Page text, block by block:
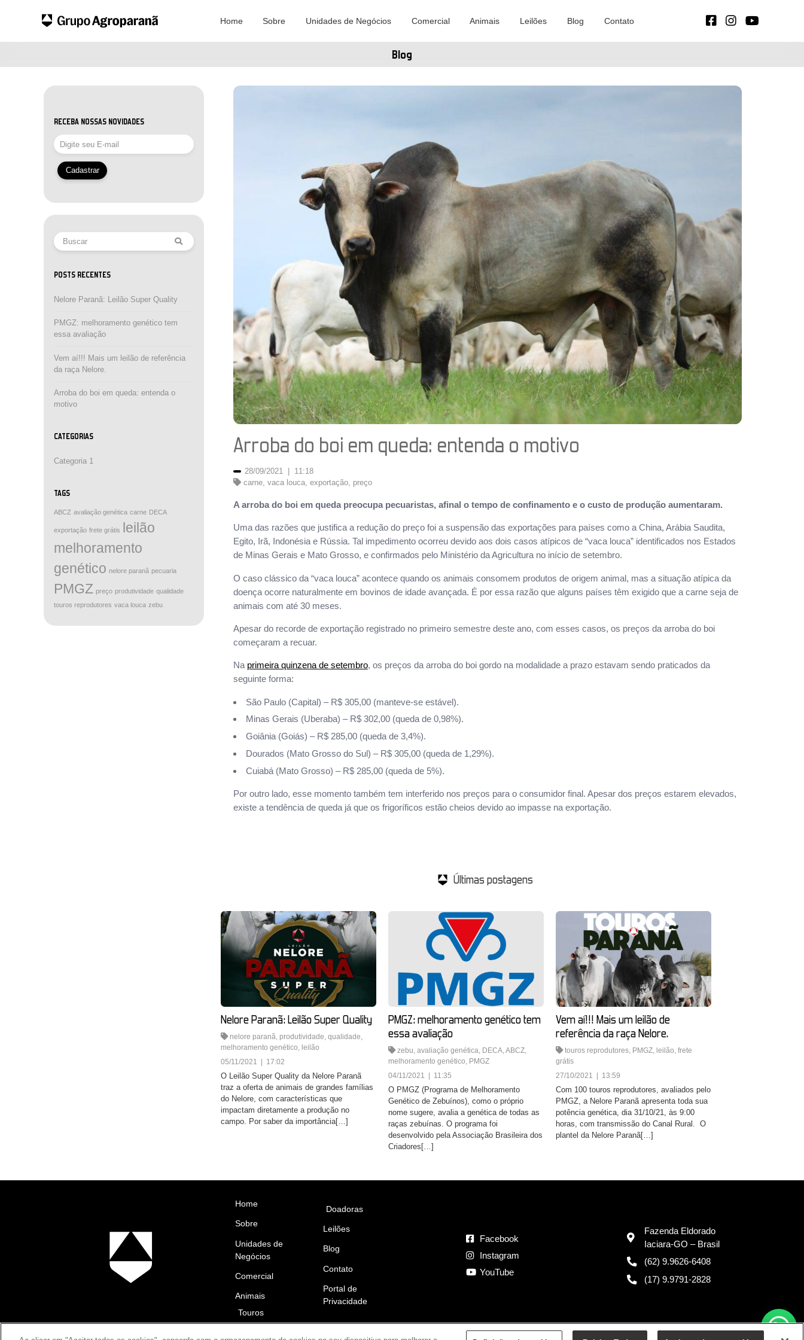
Home Sobre Unidades de Negócios Comercial Animais Leilões Blog Contato
Blog
RECEBA NOSSAS NOVIDADES
POSTS RECENTES
Nelore Paranã: Leilão Super Quality
PMGZ: melhoramento genético tem
essa avaliação
Vem aí!!! Mais um leilão de referência
da raça Nelore.
Arroba do boi em queda: entenda o
motivo
CATEGORIAS
Categoria 1
TAGS
ABCZ avaliação genética carne DECA
exportação frete grátis leilão
melhoramento
genético nelore paranã pecuaria
PMGZ preço produtividade qualidade
touros reprodutores vaca louca zebu
Arroba do boi em queda: entenda o motivo
28/09/2021 | 11:18
carne, vaca louca, exportação, preço
A arroba do boi em queda preocupa pecuaristas, afinal o tempo de confinamento e o custo de produção aumentaram.
Uma das razões que justifica a redução do preço foi a suspensão das exportações para países como a China, Arábia Saudita,
Egito, Irã, Indonésia e Rússia. Tal impedimento ocorreu devido aos dois casos atípicos de “vaca louca” identificados nos Estados
de Minas Gerais e Mato Grosso, e confirmados pelo Ministério da Agricultura no início de setembro.
O caso clássico da “vaca louca” acontece quando os animais consomem produtos de origem animal, mas a situação atípica da
doença ocorre naturalmente em bovinos de idade avançada. É por essa razão que alguns países têm exigido que a carne seja de
animais com até 30 meses.
Apesar do recorde de exportação registrado no primeiro semestre deste ano, com esses casos, os preços da arroba do boi
começaram a recuar.
Na primeira quinzena de setembro, os preços da arroba do boi gordo na modalidade a prazo estavam sendo praticados da
seguinte forma:
São Paulo (Capital) – R$ 305,00 (manteve-se estável).
Minas Gerais (Uberaba) – R$ 302,00 (queda de 0,98%).
Goiânia (Goiás) – R$ 285,00 (queda de 3,4%).
Dourados (Mato Grosso do Sul) – R$ 305,00 (queda de 1,29%).
Cuiabá (Mato Grosso) – R$ 285,00 (queda de 5%).
Por outro lado, esse momento também tem interferido nos preços para o consumidor final. Apesar dos preços estarem elevados,
existe a tendência de queda já que os frigoríficos estão cheios devido ao impasse na exportação.
Últimas postagens
Nelore Paranã: Leilão Super Quality
nelore paranã, produtividade, qualidade,
melhoramento genético, leilão
05/11/2021 | 17:02
O Leilão Super Quality da Nelore Paranã
traz a oferta de animais de grandes famílias
do Nelore, com características que
impactam diretamente a produção no
campo. Por saber da importância[…]
PMGZ: melhoramento genético tem
essa avaliação
zebu, avaliação genética, DECA,ABCZ,
melhoramento genético, PMGZ
04/11/2021 | 11:35
O PMGZ (Programa de Melhoramento
Genético de Zebuínos), como o próprio
nome sugere, avalia a genética de todas as
raças zebuínas. O programa foi
desenvolvido pela Associação Brasileira dos
Criadores[…]
Vem aí!!! Mais um leilão de
referência da raça Nelore.
touros reprodutores, PMGZ, leilão, frete
grátis
27/10/2021 | 13:59
Com 100 touros reprodutores, avaliados pelo
PMGZ, a Nelore Paranã apresenta toda sua
potência genética, dia 31/10/21, às 9:00
horas, com transmissão do Canal Rural. O
plantel da Nelore Paranã[…]
Home
Sobre
Unidades de
Negócios
Comercial
Animais
Touros
Doadoras
Leilões
Blog
Contato
Portal de
Privacidade
Facebook
Instagram
YouTube
Fazenda Eldorado
Iaciara-GO – Brasil
(62) 9.9626-6408
(17) 9.9791-2828